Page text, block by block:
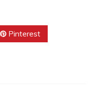
Pinterest